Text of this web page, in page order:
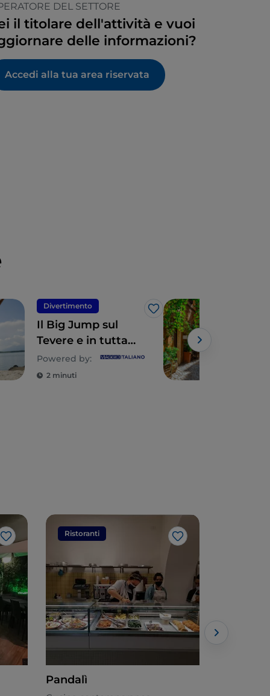
DEL SETTORE
il titolare dell'attività e vuoi
delle informazioni?
Accedi alla tua area riservata
Divertimento
Like
Il Big Jump sul
Tevere e in tutta
Europa
Powered by:
2 minuti
Like
Ristoranti
Like
Pandalì